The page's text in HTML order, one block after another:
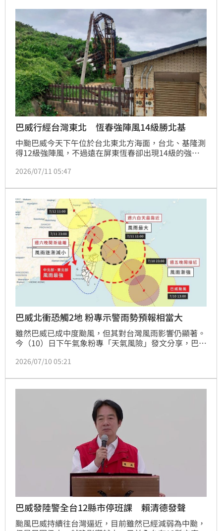
巴威行經台灣東北 恆春強陣風14級勝北基
中颱巴威今天下午位於台北東北方海面，台北、基隆測
得12級強陣風，不過遠在屏東恆春卻出現14級的強陣
容易出現較強陣風。
2026/07/11 05:47
巴威北衝恐觸2地 粉專示警雨勢預報相當大
雖然巴威已成中度颱風，但其對台灣風雨影響仍顯著。
今（10）日下午氣象粉專「天氣風險」發文分享，巴威
圈可能開始接觸宜蘭、花蓮一帶陸地，「雨勢預報相當
的強風、豪雨現象，南部山區也不排除有豪雨到局部大
豪雨發生。
2026/07/10 05:21
巴威發陸警全台12縣市停班課 賴清德發聲
颱風巴威持續往台灣逼近，目前雖然已經減弱為中颱，